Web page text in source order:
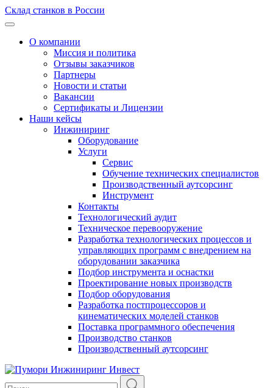
Склад станков в России
О компании
Миссия и политика
Отзывы заказчиков
Партнеры
Новости и статьи
Вакансии
Сертификаты и Лицензии
Наши кейсы
Инжиниринг
Оборудование
Услуги
Сервис
Обучение технических специалистов
Производственный аутсорсинг
Инструмент
Контакты
Технологический аудит
Техническое перевооружение
Разработка технологических процессов и
управляющих программ с внедрением на
оборудовании заказчика
Подбор инструмента и оснастки
Проектирование новых производств
Подбор оборудования
Разработка постпроцессоров и
кинематических моделей станков
Поставка программного обеспечения
Производство станков
Производственный аутсорсинг